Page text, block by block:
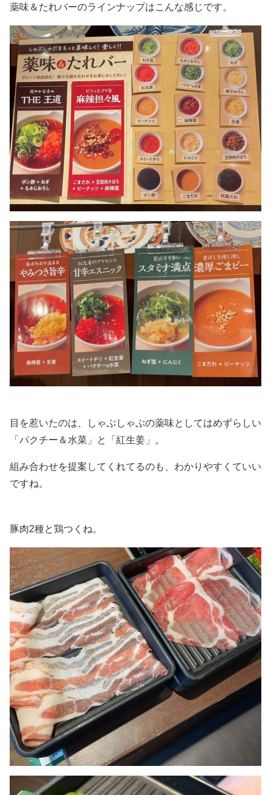
薬味＆たれバーのラインナップはこんな感じです。
目を惹いたのは、しゃぶしゃぶの薬味としてはめずらしい
「パクチー＆水菜」と「紅生姜」。
組み合わせを提案してくれてるのも、わかりやすくていい
ですね。
豚肉2種と鶏つくね。